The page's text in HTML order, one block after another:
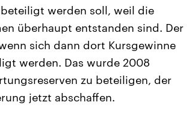
werden soll, weil die
überhaupt entstanden sind. Der
sich dann dort Kursgewinne
werden. Das wurde 2008
zu beteiligen, der
jetzt abschaffen.